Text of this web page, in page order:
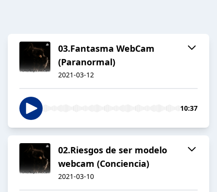
03.Fantasma WebCam
(Paranormal)
2021-03-12
10:37
02.Riesgos de ser modelo
webcam (Conciencia)
2021-03-10